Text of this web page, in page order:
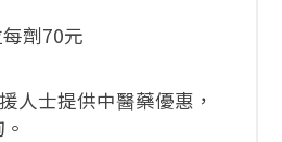
劑70元
人士提供中醫藥優惠，